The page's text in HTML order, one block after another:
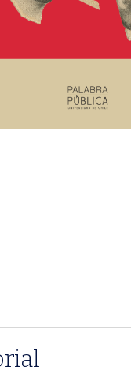
y director
de la
de Sussex,
este ensayo por
probable que